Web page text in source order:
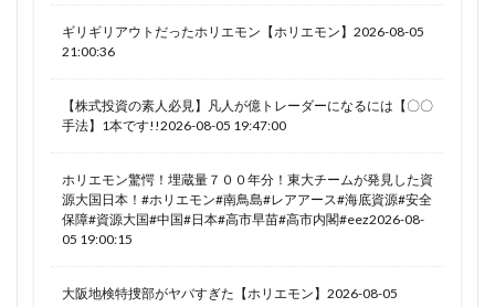
ギリギリアウトだったホリエモン【ホリエモン】2026-08-05
21:00:36
【株式投資の素人必見】凡人が億トレーダーになるには【〇〇
手法】1本です!!2026-08-05 19:47:00
ホリエモン驚愕！埋蔵量７００年分！東大チームが発見した資
源大国日本！#ホリエモン#南鳥島#レアアース#海底資源#安全
保障#資源大国#中国#日本#高市早苗#高市内閣#eez2026-08-
05 19:00:15
大阪地検特捜部がヤバすぎた【ホリエモン】2026-08-05